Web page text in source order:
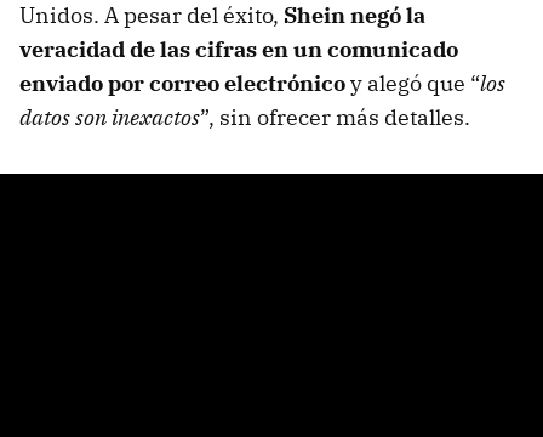
Unidos. A pesar del éxito, Shein negó la
veracidad de las cifras en un comunicado
enviado por correo electrónicoy alegó que “los
datos son inexactos”, sin ofrecer más detalles.